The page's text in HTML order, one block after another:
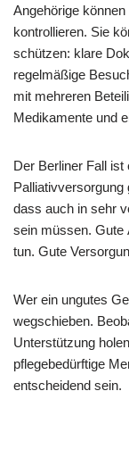
Angehörige
kontrollieren. Sie
schützen: klare
regelmäßige
mit mehreren
Medikamente und
Der Berliner Fall
Palliativversorgung
dass auch in sehr
sein müssen. Gute
tun. Gute
Wer ein ungutes
wegschieben.
Unterstützung
pflegebedürftige
entscheidend sein.